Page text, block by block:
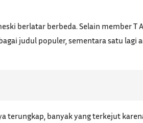
berlatar berbeda. Selain member
judul populer, sementara satu lagi
banyak yang terkejut